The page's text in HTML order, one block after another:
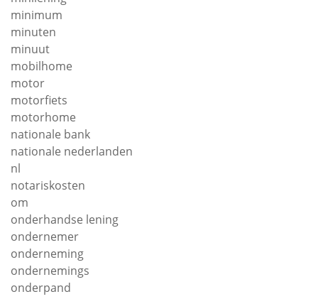
minimum
minuten
minuut
mobilhome
motor
motorfiets
motorhome
nationale bank
nationale nederlanden
nl
notariskosten
om
onderhandse lening
ondernemer
onderneming
ondernemings
onderpand